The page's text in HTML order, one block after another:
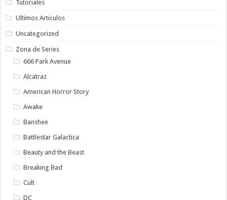
Tutoriales
Ultimos Articulos
Uncategorized
Zona de Series
666 Park Avenue
Alcatraz
American Horror Story
Awake
Banshee
Battlestar Galactica
Beauty and the Beast
Breaking Bad
Cult
DC